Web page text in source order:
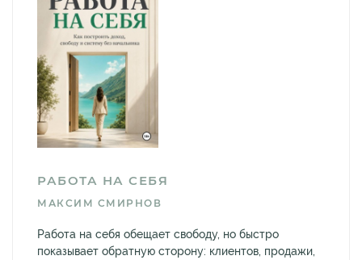
РАБОТА НА СЕБЯ
МАКСИМ СМИРНОВ
Работа на себя обещает свободу, но быстро
показывает обратную сторону: клиентов, продажи,